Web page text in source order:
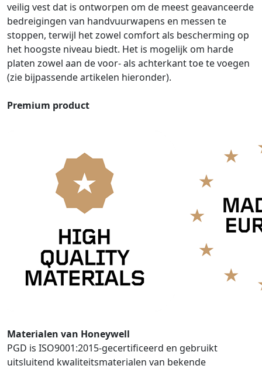
veilig vest dat is ontworpen om de meest geavanceerde
bedreigingen van handvuurwapens en messen te
stoppen, terwijl het zowel comfort als bescherming op
het hoogste niveau biedt. Het is mogelijk om harde
platen zowel aan de voor- als achterkant toe te voegen
(zie bijpassende artikelen hieronder).
Premium product
Materialen van Honeywell
PGD is ISO9001:2015-gecertificeerd en gebruikt
uitsluitend kwaliteitsmaterialen van bekende